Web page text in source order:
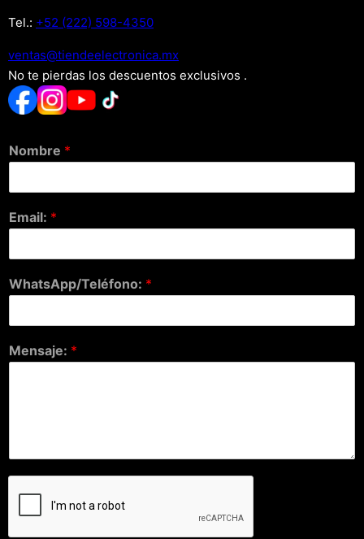
Tel.: +52 (222) 598-4350
xm.acinortceleedneit@satnev
No te pierdas los descuentos exclusivos .
Nombre *
Email: *
WhatsApp/Teléfono: *
Mensaje: *